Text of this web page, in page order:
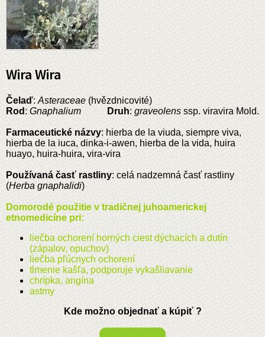
Wira Wira
Čelaď: Asteraceae (hvězdnicovité)
Rod : Gnaphalium Druh: graveolens ssp. viravira Mold.
Farmaceutické názvy: hierba de la viuda, siempre viva,
hierba de la iuca, dinka-i-awen, hierba de la vida, huira
huayo, huira-huira, vira-vira
Používaná časť rastliny: celá nadzemná časť rastliny
(Herba gnaphalidi)
Domorodé použitie v tradičnej juhoamerickej
etnomedicíne pri:
liečba ochorení horných ciest dýchacích a dutín
(zápalov, opuchov)
liečba pľúcnych ochorení
tlmenie kašľa, podporuje vykašliavanie
chrípka, angína
astmy
Kde možno objednať a kúpiť ?